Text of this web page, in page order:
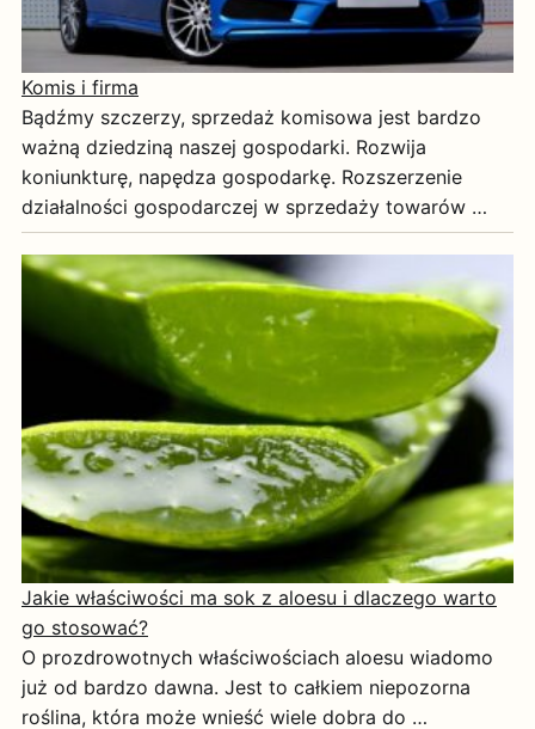
Komis i firma
Bądźmy szczerzy, sprzedaż komisowa jest bardzo
ważną dziedziną naszej gospodarki. Rozwija
koniunkturę, napędza gospodarkę. Rozszerzenie
działalności gospodarczej w sprzedaży towarów …
Jakie właściwości ma sok z aloesu i dlaczego warto
go stosować?
O prozdrowotnych właściwościach aloesu wiadomo
już od bardzo dawna. Jest to całkiem niepozorna
roślina, która może wnieść wiele dobra do …